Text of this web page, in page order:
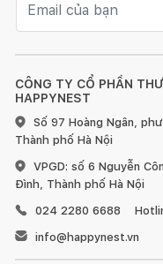
CÔNG TY CỔ PHẦN
HAPPYNEST
Số 97 Hoàng Ngân,
Thành phố Hà Nội
VPGD: số 6 Nguyễn
Đình, Thành phố Hà Nội
024 2280 6688
info@happynest.vn